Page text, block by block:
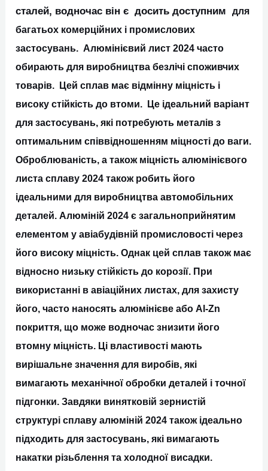
сталей, водночас він є досить доступнимдля
багатьох комерційних і промислових
застосувань. Алюмінієвий лист 2024 часто
обирають для виробництва безлічі споживчих
товарів. Цей сплав має відмінну міцність і
високу стійкість до втоми. Це ідеальний варіант
для застосувань, які потребують металів з
оптимальним співвідношенням міцності до ваги.
Оброблюваність, а також міцність алюмінієвого
листа сплаву 2024 також робить його
ідеальними для виробництва автомобільних
деталей. Алюміній 2024 є загальноприйнятим
елементом у авіабудівній промисловості через
його високу міцність. Однак цей сплав також має
відносно низьку стійкість до корозії. При
використанні в авіаційних листах, для захисту
його, часто наносять алюмінієве або Al-Zn
покриття, що може водночас знизити його
втомну міцність. Ці властивості мають
вирішальне значення для виробів, які
вимагають механічної обробки деталей і точної
підгонки. Завдяки винятковій зернистій
структурі сплаву алюміній 2024 також ідеально
підходить для застосувань, які вимагають
накатки різьблення та холодної висадки.